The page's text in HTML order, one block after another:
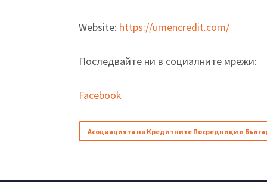
Website: https://umencredit.com/
Последвайте ни в социалните мрежи:
Facebook
Асоциацията на Кредитните Посредници в